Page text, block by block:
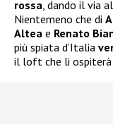
rossa , dando il via
Nientemeno che di
Altea e Renato
più spiata d’Italia
il loft che li ospiterà